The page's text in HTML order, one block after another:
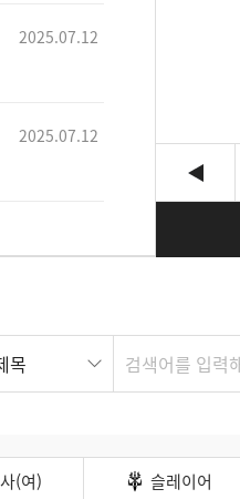
2025.07.12
2025.07.12
목
(여) 슬레이어